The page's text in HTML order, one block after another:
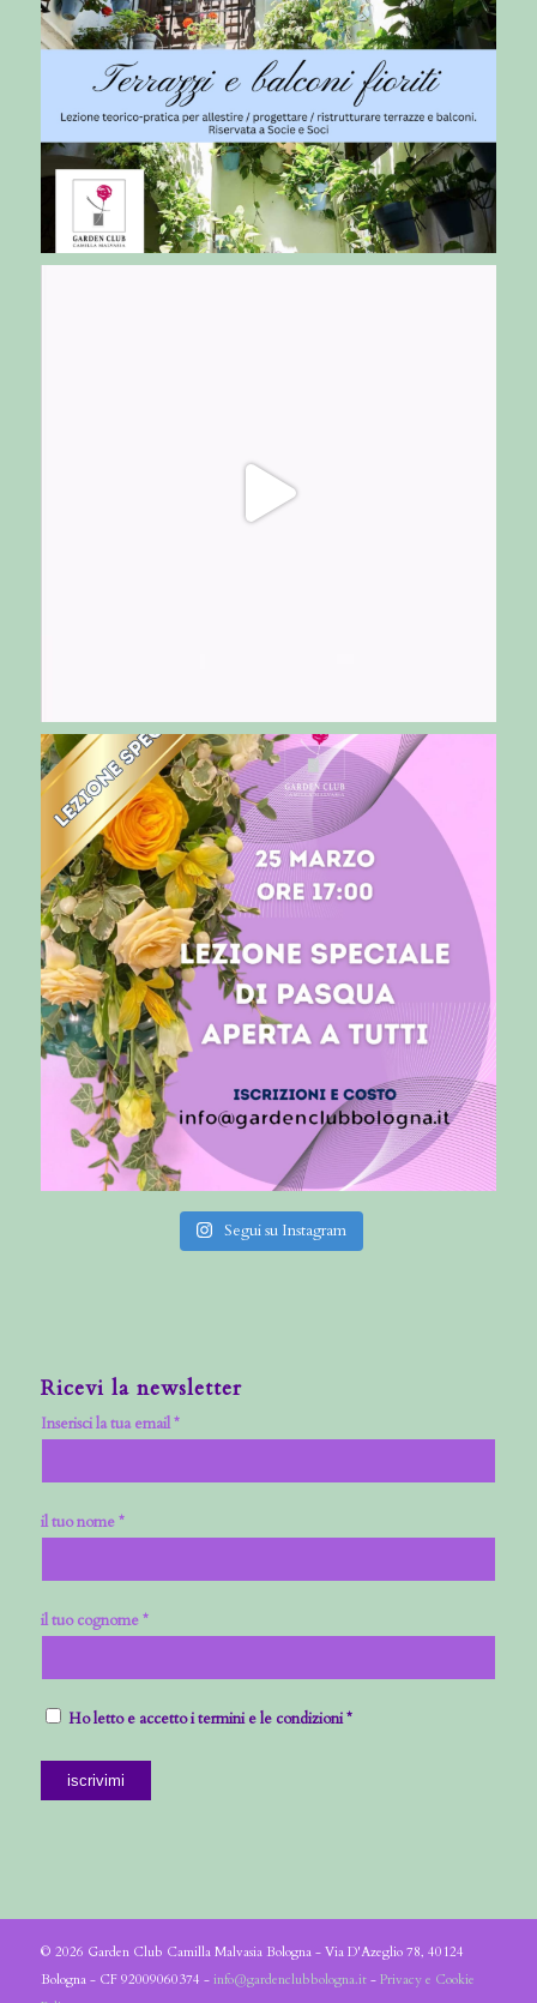
Segui su Instagram
Ricevi la newsletter
Inserisci la tua email *
il tuo nome *
il tuo cognome *
Ho letto e accetto i termini e le condizioni *
© 2026 Garden Club Camilla Malvasia Bologna - Via D'Azeglio 78, 40124
Bologna - CF 92009060374 - info@gardenclubbologna.it- Privacy e Cookie